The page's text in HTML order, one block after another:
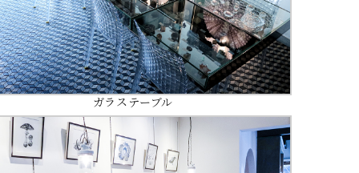
ガラステーブル